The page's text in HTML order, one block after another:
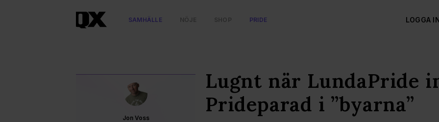
SAMHÄLLE NÖJE SHOP PRIDE LOGGA
Jon Voss
Lugnt när LundaPride
Prideparad i ”byarna”